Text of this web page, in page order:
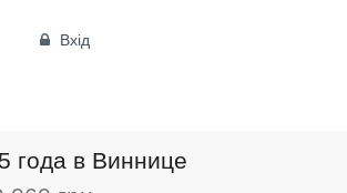
Вхід
года в Виннице